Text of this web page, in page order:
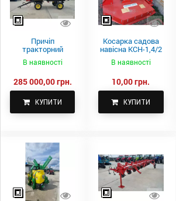
Причіп
тракторний
самоскидний
Spike 2 ПТС-4
В наявності
285 000,00 грн.
КУПИТИ
Косарка садова
навісна КСН-1,4/2
В наявності
10,00 грн.
КУПИТИ